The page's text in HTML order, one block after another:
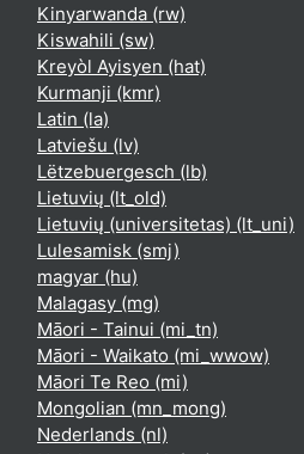
Kinyarwanda ‎(rw)‎
Kiswahili ‎(sw)‎
Kreyòl Ayisyen ‎(hat)‎
Kurmanji ‎(kmr)‎
Latin ‎(la)‎
Latviešu ‎(lv)‎
Lëtzebuergesch ‎(lb)‎
Lietuvių ‎(lt_old)‎
Lietuvių (universitetas) ‎(lt_uni)‎
Lulesamisk ‎(smj)‎
magyar ‎(hu)‎
Malagasy ‎(mg)‎
Māori - Tainui ‎(mi_tn)‎
Māori - Waikato ‎(mi_wwow)‎
Māori Te Reo ‎(mi)‎
Mongolian ‎(mn_mong)‎
Nederlands ‎(nl)‎